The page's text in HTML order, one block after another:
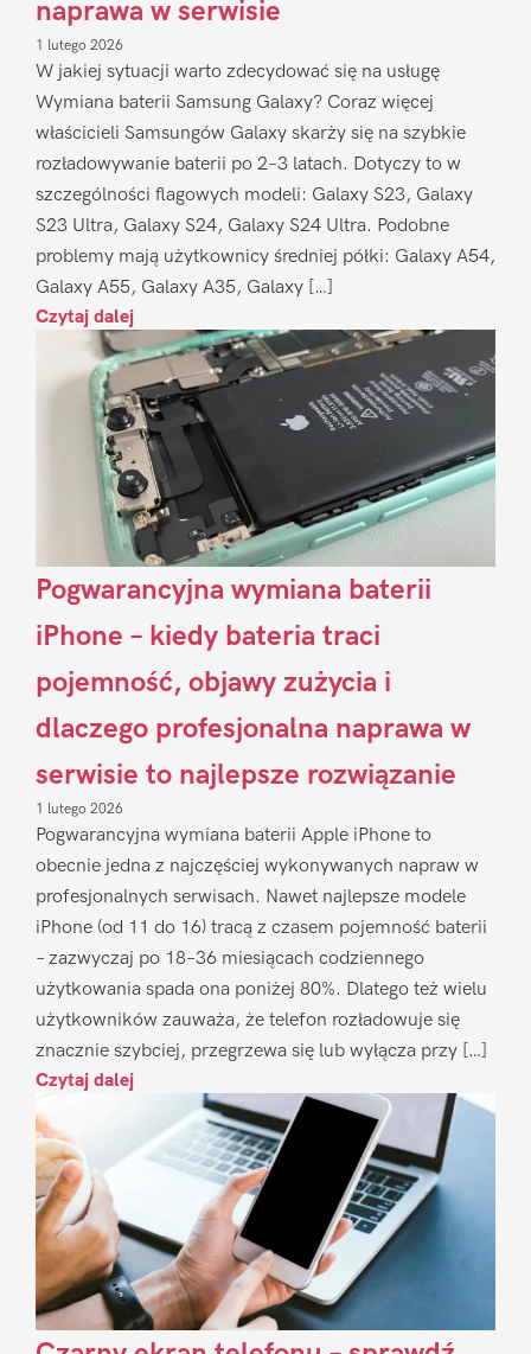
naprawa w serwisie
1 lutego 2026
W jakiej sytuacji warto zdecydować się na usługę
Wymiana baterii Samsung Galaxy? Coraz więcej
właścicieli Samsungów Galaxy skarży się na szybkie
rozładowywanie baterii po 2–3 latach. Dotyczy to w
szczególności flagowych modeli: Galaxy S23, Galaxy
S23 Ultra, Galaxy S24, Galaxy S24 Ultra. Podobne
problemy mają użytkownicy średniej półki: Galaxy A54,
Galaxy A55, Galaxy A35, Galaxy […]
Czytaj dalej
Pogwarancyjna wymiana baterii
iPhone – kiedy bateria traci
pojemność, objawy zużycia i
dlaczego profesjonalna naprawa w
serwisie to najlepsze rozwiązanie
1 lutego 2026
Pogwarancyjna wymiana baterii Apple iPhone to
obecnie jedna z najczęściej wykonywanych napraw w
profesjonalnych serwisach. Nawet najlepsze modele
iPhone (od 11 do 16) tracą z czasem pojemność baterii
– zazwyczaj po 18–36 miesiącach codziennego
użytkowania spada ona poniżej 80%. Dlatego też wielu
użytkowników zauważa, że telefon rozładowuje się
znacznie szybciej, przegrzewa się lub wyłącza przy […]
Czytaj dalej